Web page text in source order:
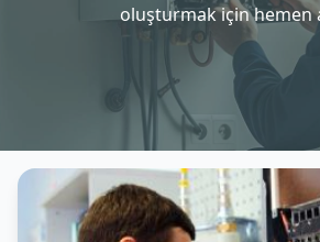
oluşturmak için hemen